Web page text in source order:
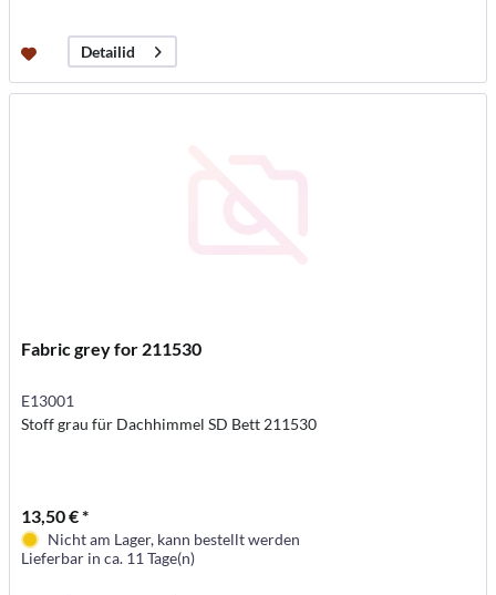
Detailid
Fabric grey for 211530
E13001
Stoff grau für Dachhimmel SD Bett 211530
13,50 € *
Nicht am Lager, kann bestellt werden
Lieferbar in ca. 11 Tage(n)